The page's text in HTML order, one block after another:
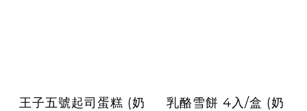
王子五號起司蛋糕 (奶
乳酪雪餅 4入/盒 (奶